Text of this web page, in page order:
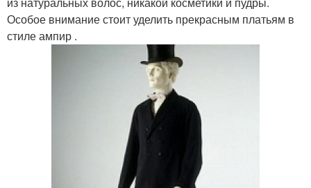
Особое внимание стоит уделить прекрасным платьям в
стиле ампир .